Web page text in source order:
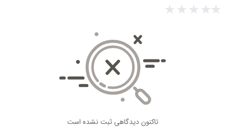
تاکنون دیدگاهی ثبت نشده است